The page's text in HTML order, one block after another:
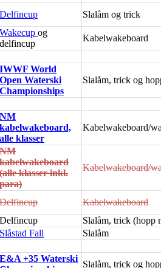
Delfincup Slalåm og trick
Wakecup og
delfincup
Kabelwakeboard
IWWF World
Open Waterski
Championships
Slalåm, trick og
NM
kabelwakeboard,
alle klasser
Kabelwakeboard/
NM
kabelwakeboard
(alle klasser inkl.
para)
Kabelwakeboard/
Delfincup
Kabelwakeboard
Delfincup
Slalåm, trick (hopp
Slåstad Fall Slalåm
E&A +35 Waterski
Slalåm, trick og